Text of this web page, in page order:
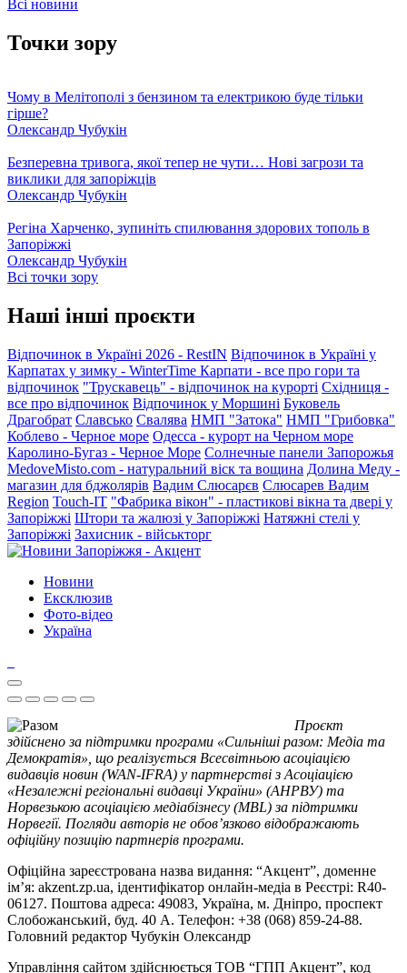
Всі новини
Точки зору
Чому в Мелітополі з бензином та електрикою буде тільки
гірше?
Олександр Чубукін
Безперевна тривога, якої тепер не чути… Нові загрози та
виклики для запоріжців
Олександр Чубукін
Регіна Харченко, зупиніть спилювання здорових тополь в
Запоріжжі
Олександр Чубукін
Всі точки зору
Наші інші проєкти
Відпочинок в Україні 2026 - RestIN Відпочинок в Україні у
Карпатах у зимку - WinterTime Карпати - все про гори та
відпочинок "Трускавець" - відпочинок на курорті Східниця -
все про відпочинок Відпочинок у Моршині Буковель
Драгобрат Славсько Свалява НМП "Затока" НМП "Грибовка"
Коблево - Черное море Одесса - курорт на Черном море
Каролино-Бугаз - Черное Море Солнечные панели Запорожья
MedoveMisto.com - натуральний віск та вощина Долина Меду -
магазин для бджолярів Вадим Слюсарєв Слюсарев Вадим
Region Touch-IT "Фабрика вікон" - пластикові вікна та двері у
Запоріжжі Штори та жалюзі у Запоріжжі Натяжні стелі у
Запоріжжі Захисник - військторг
Новини
Ексклюзив
Фото-відео
Україна
Проєкт
здійснено за підтримки програми «Сильніші разом: Медіа та
Демократія», що реалізується Всесвітньою асоціацією
видавців новин (WAN-IFRA) у партнерстві з Асоціацією
«Незалежні регіональні видавці України» (АНРВУ) та
Норвезькою асоціацією медіабізнесу (MBL) за підтримки
Норвегії. Погляди авторів не обов’язково відображають
офіційну позицію партнерів програми.
Офіційна зареєстрована назва видання: “Акцент”, доменне
ім’я: akzent.zp.ua, ідентифікатор онлайн-медіа в Реєстрі: R40-
06127. Поштова адреса: 49083, Україна, м. Дніпро, проспект
Слобожанський, буд. 40 А. Телефон: +38 (068) 859-24-88.
Головний редактор Чубукін Олександр
Управління сайтом здійснюється ТОВ “ГПП Акцент”, код